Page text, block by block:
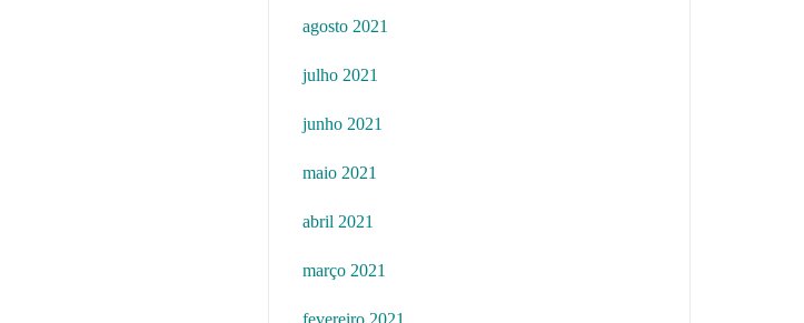
agosto 2021
julho 2021
junho 2021
maio 2021
abril 2021
março 2021